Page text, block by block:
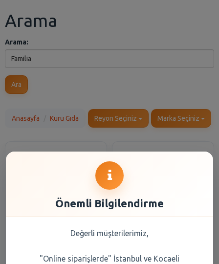
Arama
Arama:
Ara
Anasayfa Kuru Gıda Reyon Seçiniz Marka Seçiniz
388,40 TL 255,20 TL
Önemli Bilgilendirme
Değerli müşterilerimiz,
"Online siparişlerde" İstanbul ve Kocaeli